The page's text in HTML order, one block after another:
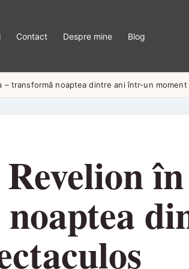
Contact Despre mine Blog
– transformă noaptea dintre ani într-un